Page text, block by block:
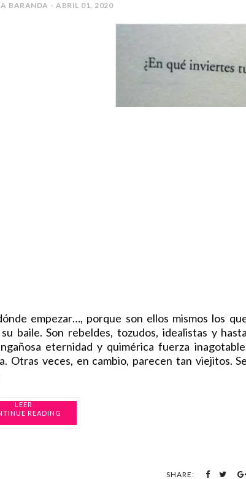
BARANDA - ABRIL 01, 2020
empezar…, porque son ellos mismos los que
baile. Son rebeldes, tozudos, idealistas y hasta
eternidad y quimérica fuerza inagotable.
Otras veces, en cambio, parecen tan viejitos. Se
VER
ARTÍCULOS ANTERIORES